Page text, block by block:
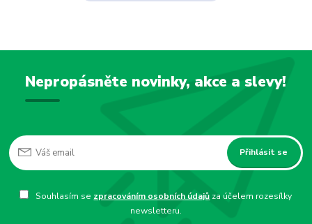
Nepropásněte novinky, akce a slevy!
Přihlásit se
Souhlasím se zpracováním osobních údajů za účelem rozesílky
newsletteru.